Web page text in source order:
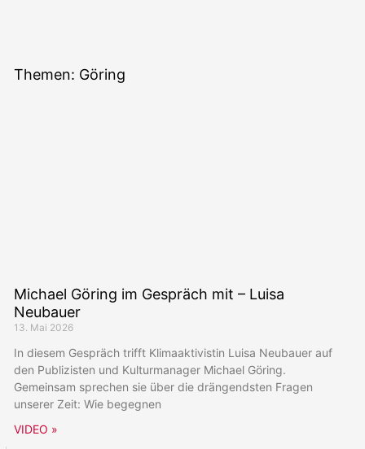
Themen: Göring
Michael Göring im Gespräch mit – Luisa
Neubauer
13. Mai 2026
In diesem Gespräch trifft Klimaaktivistin Luisa Neubauer auf
den Publizisten und Kulturmanager Michael Göring.
Gemeinsam sprechen sie über die drängendsten Fragen
unserer Zeit: Wie begegnen
VIDEO »